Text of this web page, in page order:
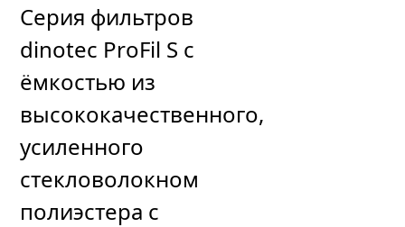
Серия фильтров
dinotec ProFil S с
ёмкостью из
высококачественного,
усиленного
стекловолокном
полиэстера с